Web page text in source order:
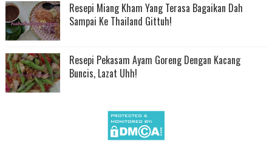
Resepi Miang Kham Yang Terasa Bagaikan Dah
Sampai Ke Thailand Gittuh!
Resepi Pekasam Ayam Goreng Dengan Kacang
Buncis, Lazat Uhh!